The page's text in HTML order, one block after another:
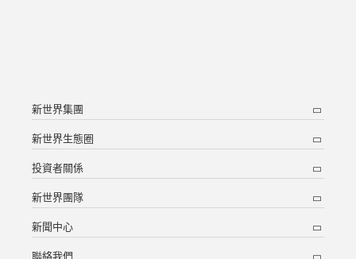
新世界集團
新世界生態圈
投資者關係
新世界團隊
新聞中心
聯絡我們